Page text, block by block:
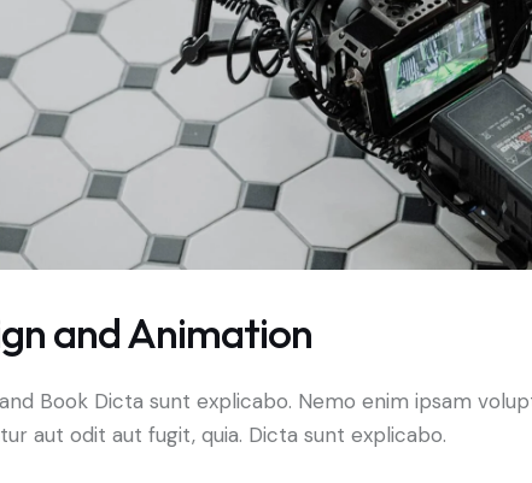
and Animation
Book Dicta sunt explicabo. Nemo enim ipsam
aut odit aut fugit, quia. Dicta sunt explicabo.